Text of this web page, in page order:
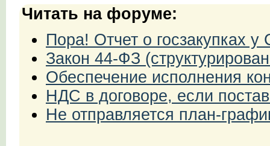
Читать на форуме:
Пора! Отчет о
Закон 44-ФЗ
Обеспечение исполнения
НДС в договоре, если
Не отправляется план-